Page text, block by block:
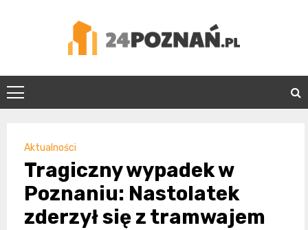
24Poznań.pl
Aktualności
Tragiczny wypadek w
Poznaniu: Nastolatek
zderzył się z tramwajem